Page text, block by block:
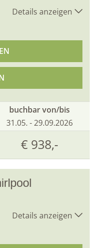
Details anzeigen
buchbar von/bis
31.05. - 29.09.2026
€ 938,-
Details anzeigen